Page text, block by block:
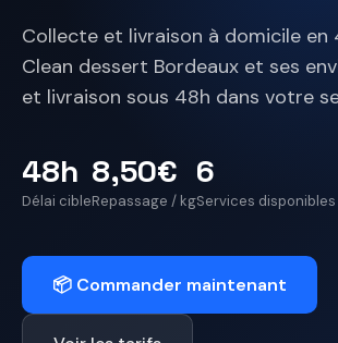
Collecte et livraison à domicile en
Clean dessert Bordeaux et ses
et livraison sous 48h dans votre
48h
Délai cible
8,50€
Repassage / kg
6
Services disponibles
📦 Commander maintenant